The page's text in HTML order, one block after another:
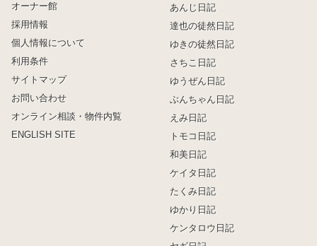
オーナー館
採用情報
個人情報について
利用条件
サイトマップ
お問い合わせ
オンライン相談・物件内覧
ENGLISH SITE
あんじ日記
達也の徒然日記
ゆきの徒然日記
さちこ日記
ゆうぜん日記
ぶんちゃん日記
えみ日記
トモコ日記
和美日記
ケイタ日記
たくみ日記
ゆかり日記
ケンタロウ日記